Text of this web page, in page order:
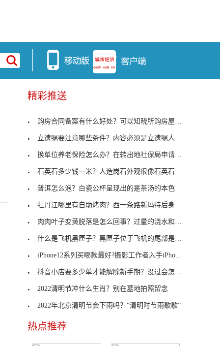
精彩推送
购房合同备案有什么好处？可以知晓所购房屋手续是否
立遗嘱要注意哪些条件？内容必须是立遗嘱人的真实意
换单位养老保险怎么办？在转出地社保局申请开具凭证
石英石多少钱一米？人造岗石外观很像石英石
普洱怎么泡？白瓷公杯呈现出的是茶汤的本色
牡丹江哪里有自助烤肉？西一条路新玛特后身高丽雅烤
肉肉叶子变黄脱落是怎么回事？过量的浇水和施肥
什么是飞机黑匣子？黑匣子位于飞机的尾部是什么原理
iPhone12系列买哪款最好?摄影工作者入手iPhone 12 Pro Max
抖音小店要多少单才能解除新手期？没过会怎样？
2022清明节冲什么生肖？别在墓地拍照留念
2022年北京清明节会下雨吗？“清明时节雨歇歇”
热点推荐